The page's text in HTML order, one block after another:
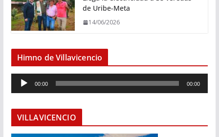
de Uribe-Meta
14/06/2026
Himno de Villavicencio
e
o
00:00 00:00
VILLAVICENCIO